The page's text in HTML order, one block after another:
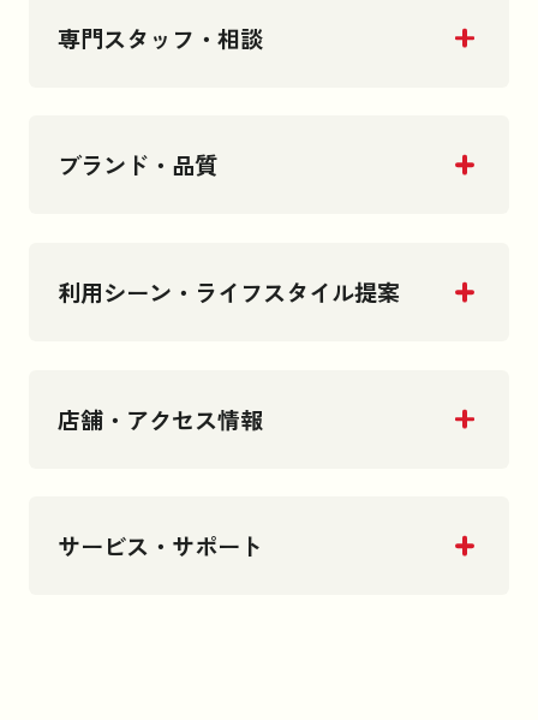
専門スタッフ・相談
ブランド・品質
利用シーン・ライフスタイル提案
店舗・アクセス情報
サービス・サポート